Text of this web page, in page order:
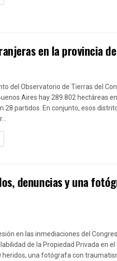
en la provincia
del Observatorio de Tierras del
Aires hay 289.802 hectáreas
28 partidos. En conjunto, esos
denuncias y una
en las inmediaciones del
de la Propiedad Privada en
heridos, una fotógrafa con